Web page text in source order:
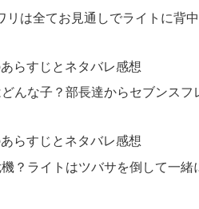
リは全てお見通しでライトに背
らすじとネタバレ感想
どんな子？部長達からセブンス
らすじとネタバレ感想
機？ライトはツバサを倒して一